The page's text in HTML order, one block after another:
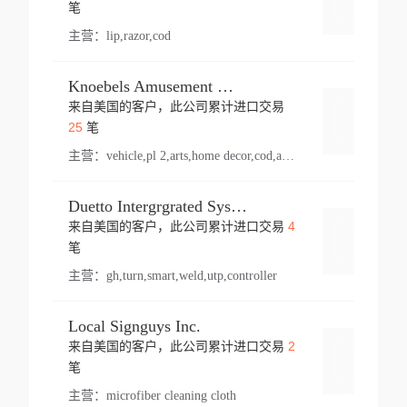
笔
主营： lip,razor,cod
Knoebels Amusement Resort
来自美国的客户，此公司累计进口交易
25笔
主营： vehicle,pl 2,arts,home decor,cod,amusement ride,sea
Duetto Intergrgrated Systems Inc.
来自美国的客户，此公司累计进口交易 4
笔
主营： gh,turn,smart,weld,utp,controller
Local Signguys Inc.
来自美国的客户，此公司累计进口交易 2
笔
主营： microfiber cleaning cloth